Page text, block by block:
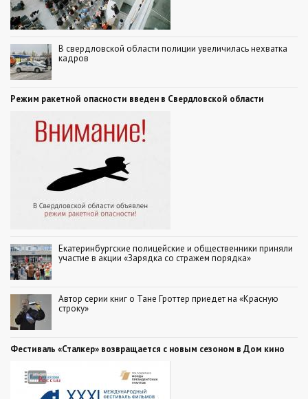
В свердловской области полиции увеличилась нехватка
кадров
Режим ракетной опасности введен в Свердловской области
Екатеринбургские полицейские и общественники приняли
участие в акции «Зарядка со стражем порядка»
Автор серии книг о Тане Гроттер приедет на «Красную
строку»
Фестиваль «Сталкер» возвращается с новым сезоном в Дом кино